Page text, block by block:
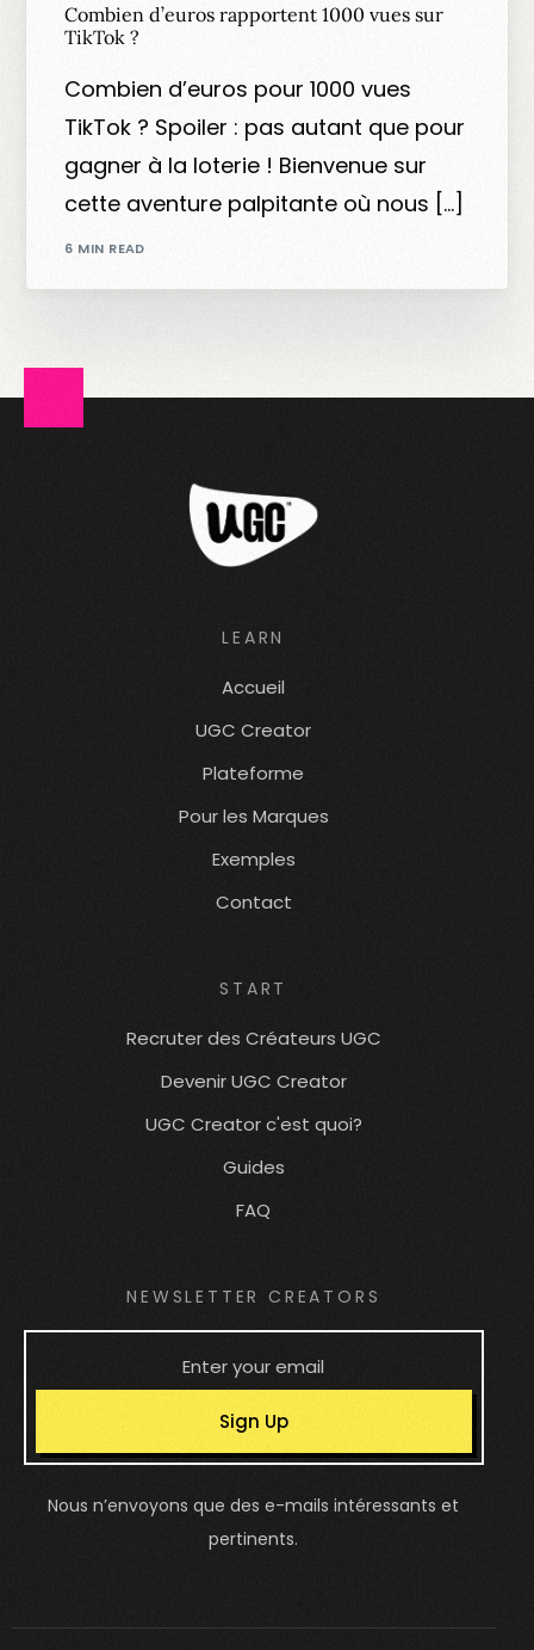
Combien d’euros rapportent 1000 vues sur
TikTok ?
Combien d’euros pour 1000 vues
TikTok ? Spoiler : pas autant que pour
gagner à la loterie ! Bienvenue sur
cette aventure palpitante où nous […]
6 MIN READ
LEARN
Accueil
UGC Creator
Plateforme
Pour les Marques
Exemples
Contact
START
Recruter des Créateurs UGC
Devenir UGC Creator
UGC Creator c'est quoi?
Guides
FAQ
NEWSLETTER CREATORS
Sign Up
Nous n’envoyons que des e-mails intéressants et
pertinents.